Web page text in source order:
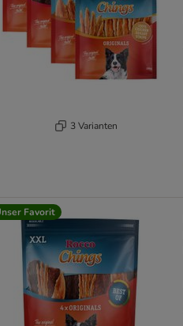
3 Varianten
Favorit